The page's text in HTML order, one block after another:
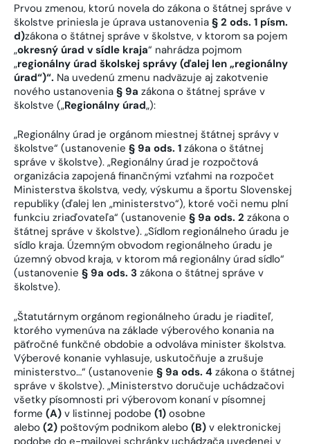
Prvou zmenou, ktorú novela do zákona o štátnej správe v
školstve priniesla je úprava ustanovenia § 2 ods. 1 písm.
d)zákona o štátnej správe v školstve, v ktorom sa pojem
„okresný úrad v sídle kraja“ nahrádza pojmom
„regionálny úrad školskej správy (ďalej len „regionálny
úrad“)“. Na uvedenú zmenu nadväzuje aj zakotvenie
nového ustanovenia § 9a zákona o štátnej správe v
školstve („Regionálny úrad„):
„Regionálny úrad je orgánom miestnej štátnej správy v
školstve“ (ustanovenie § 9a ods. 1 zákona o štátnej
správe v školstve). „Regionálny úrad je rozpočtová
organizácia zapojená finančnými vzťahmi na rozpočet
Ministerstva školstva, vedy, výskumu a športu Slovenskej
republiky (ďalej len „ministerstvo“), ktoré voči nemu plní
funkciu zriaďovateľa“ (ustanovenie § 9a ods. 2 zákona o
štátnej správe v školstve). „Sídlom regionálneho úradu je
sídlo kraja. Územným obvodom regionálneho úradu je
územný obvod kraja, v ktorom má regionálny úrad sídlo“
(ustanovenie § 9a ods. 3 zákona o štátnej správe v
školstve).
„Štatutárnym orgánom regionálneho úradu je riaditeľ,
ktorého vymenúva na základe výberového konania na
päťročné funkčné obdobie a odvoláva minister školstva.
Výberové konanie vyhlasuje, uskutočňuje a zrušuje
ministerstvo…“ (ustanovenie § 9a ods. 4 zákona o štátnej
správe v školstve). „Ministerstvo doručuje uchádzačovi
všetky písomnosti pri výberovom konaní v písomnej
forme (A) v listinnej podobe (1) osobne
alebo (2) poštovým podnikom alebo (B) v elektronickej
podobe do e-mailovej schránky uchádzača uvedenej v